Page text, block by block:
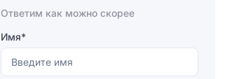
Ответим как можно скорее
Имя*